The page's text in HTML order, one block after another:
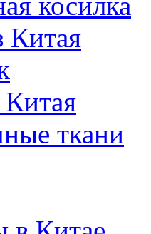
Китая
ткани